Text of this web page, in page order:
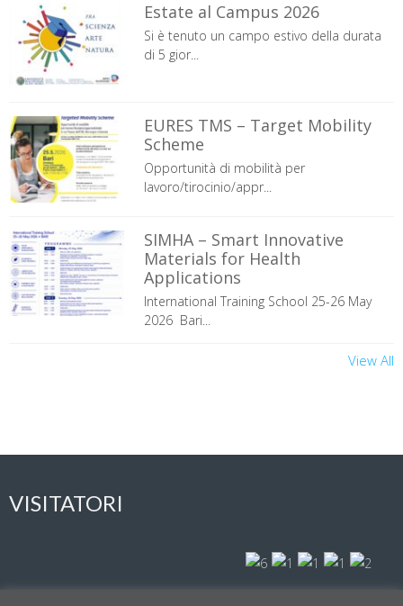
Estate al Campus 2026
Si è tenuto un campo estivo della durata
di 5 gior...
EURES TMS – Target Mobility
Scheme
Opportunità di mobilità per
lavoro/tirocinio/appr...
SIMHA – Smart Innovative
Materials for Health
Applications
International Training School 25-26 May
2026 Bari...
View All
VISITATORI